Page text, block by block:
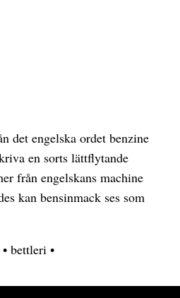
det engelska ordet benzine
en sorts lättflytande
från engelskans machine
kan bensinmack ses som
• bettleri •